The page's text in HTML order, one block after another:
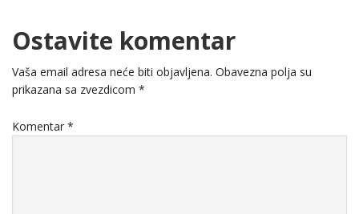
Ostavite komentar
Vaša email adresa neće biti objavljena. Obavezna polja su
prikazana sa zvezdicom *
Komentar *